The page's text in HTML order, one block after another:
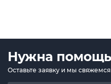
Нужна
Оставьте заявку и мы